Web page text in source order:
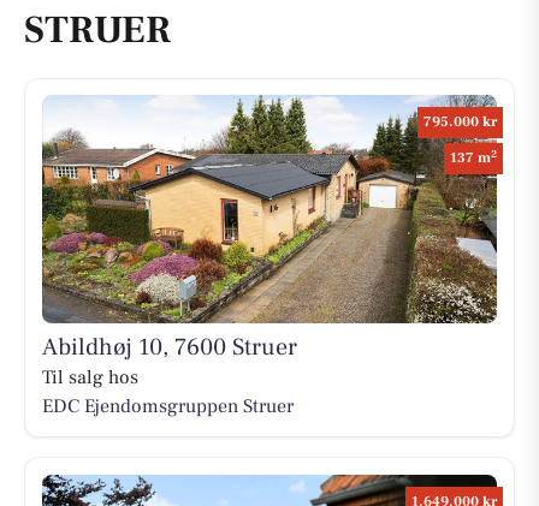
STRUER
795.000 kr
137 m2
Abildhøj 10, 7600 Struer
Til salg hos
EDC Ejen­doms­grup­pen Struer
1.649.000 kr